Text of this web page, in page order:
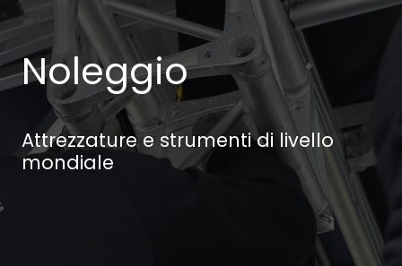
Noleggio
Attrezzature e strumenti di livello
mondiale